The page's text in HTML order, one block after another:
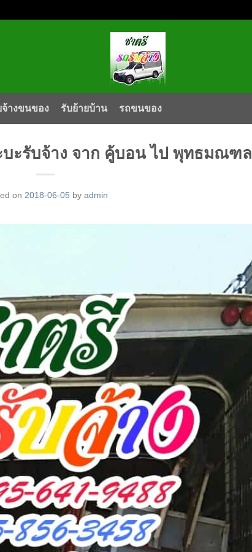
างขนของ รับย้ายบ้าน รถขนของ
บะรับจ้าง จาก คู้บอน ไป พุทธมณฑล
on 2018-06-05 by admin